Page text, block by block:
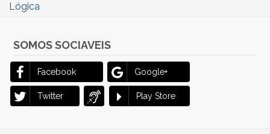
Lógica
SOMOS SOCIAVEIS
Facebook Google+
Twitter Play Store